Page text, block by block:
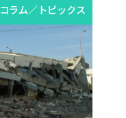
コラム／トピックス